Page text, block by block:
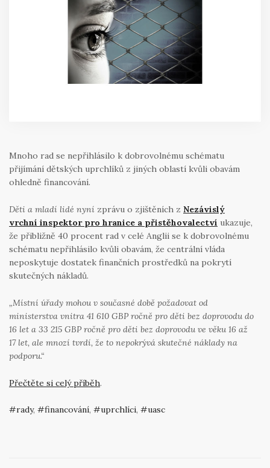
Mnoho rad se nepřihlásilo k dobrovolnému schématu
přijímání dětských uprchlíků z jiných oblastí kvůli obavám
ohledně financování.
Děti a mladí lidé nyní zprávu o zjištěních z Nezávislý
vrchní inspektor pro hranice a přistěhovalectví ukazuje,
že přibližně 40 procent rad v celé Anglii se k dobrovolnému
schématu nepřihlásilo kvůli obavám, že centrální vláda
neposkytuje dostatek finančních prostředků na pokrytí
skutečných nákladů.
„Místní úřady mohou v současné době požadovat od
ministerstva vnitra 41 610 GBP ročně pro děti bez doprovodu do
16 let a 33 215 GBP ročně pro děti bez doprovodu ve věku 16 až
17 let, ale mnozí tvrdí, že to nepokrývá skutečné náklady na
podporu.“
Přečtěte si celý příběh.
rady, financování, uprchlíci, uasc